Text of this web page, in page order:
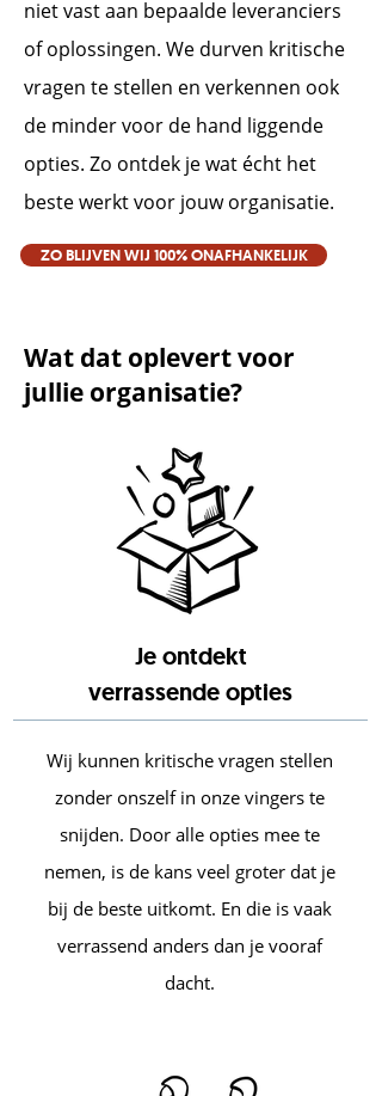
niet vast aan bepaalde leveranciers
of oplossingen. We durven kritische
vragen te stellen en verkennen ook
de minder voor de hand liggende
opties. Zo ontdek je wat écht het
beste werkt voor jouw organisatie.
ZO BLIJVEN WIJ 100% ONAFHANKELIJK
Wat dat oplevert voor
jullie organisatie?
Je ontdekt
verrassende opties
Wij kunnen kritische vragen stellen
zonder onszelf in onze vingers te
snijden. Door alle opties mee te
nemen, is de kans veel groter dat je
bij de beste uitkomt. En die is vaak
verrassend anders dan je vooraf
dacht.